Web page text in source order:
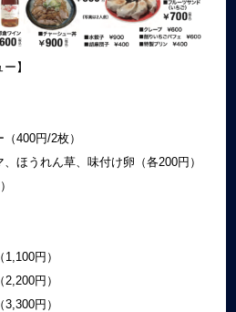
】
400円/2枚）
ほうれん草、味付け卵（各200円）
円）
円）
円）